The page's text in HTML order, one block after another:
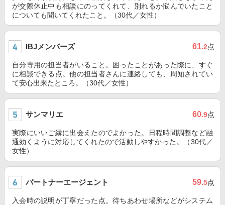
が交際休止中も相談にのってくれて、別れるか悩んでいたこと
についても聞いてくれたこと。（30代／女性）
IBJメンバーズ 61.2点
自分専用の担当者がいること。困ったことがあった際に、すぐ
に相談できる点。他の担当者さんに連絡しても、周知されてい
て安心出来たところ。（30代／女性）
サンマリエ 60.9点
実際にいいご縁に出会えたのでよかった。日程時間調整など融
通効くように対応してくれたので活動しやすかった。（30代／
女性）
パートナーエージェント 59.5点
入会時の説明が丁寧だった点。待ちあわせ場所などがシステム